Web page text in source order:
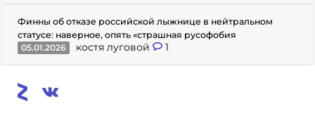
Финны об отказе российской лыжнице в нейтральном
статусе: наверное, опять «страшная русофобия
05.01.2026
костя луговой 1